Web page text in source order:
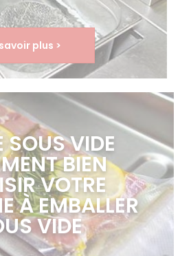
plus >
SOUS VIDE
BIEN
VOTRE
À EMBALLER
VIDE